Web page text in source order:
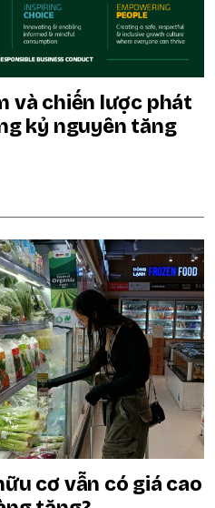
và chiến lược phát
kỷ nguyên tăng
cơ vẫn có giá cao